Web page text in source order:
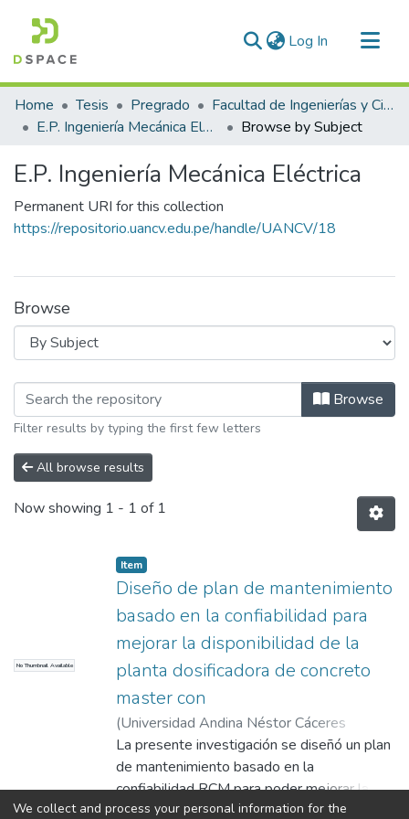
Log In (current)
Communities & Collections
All of DSpace
Home Tesis Pregrado
Facultad de Ingenierías y Ciencias Puras
E.P. Ingeniería Mecánica Eléctrica
Browse by Subject
E.P. Ingeniería Mecánica Eléctrica
Permanent URI for this collection
https://repositorio.uancv.edu.pe/handle/UANCV/18
Browse
Browsing E.P. Ingeniería Mecánica
Browse
Filter results by typing the first few letters
All browse results
Now showing 1 - 1 of 1
No Thumbnail Available
Item
Diseño de plan de mantenimiento
basado en la confiabilidad para
mejorar la disponibilidad de la
planta dosificadora de concreto
master con
(Universidad Andina Néstor Cáceres
Velásquez,2024)Paredes Tinajeros,
Ayrton Jhon;Valdivia Cárdenas, Salvador
Teodoro;Universidad Andina Néstor
Cáceres Velásquez
La presente investigación se diseñó un plan
de mantenimiento basado en la
confiabilidad RCM para poder mejorar la
disponibilidad de la planta dosificadora de
Show more
We collect and process your personal information for the